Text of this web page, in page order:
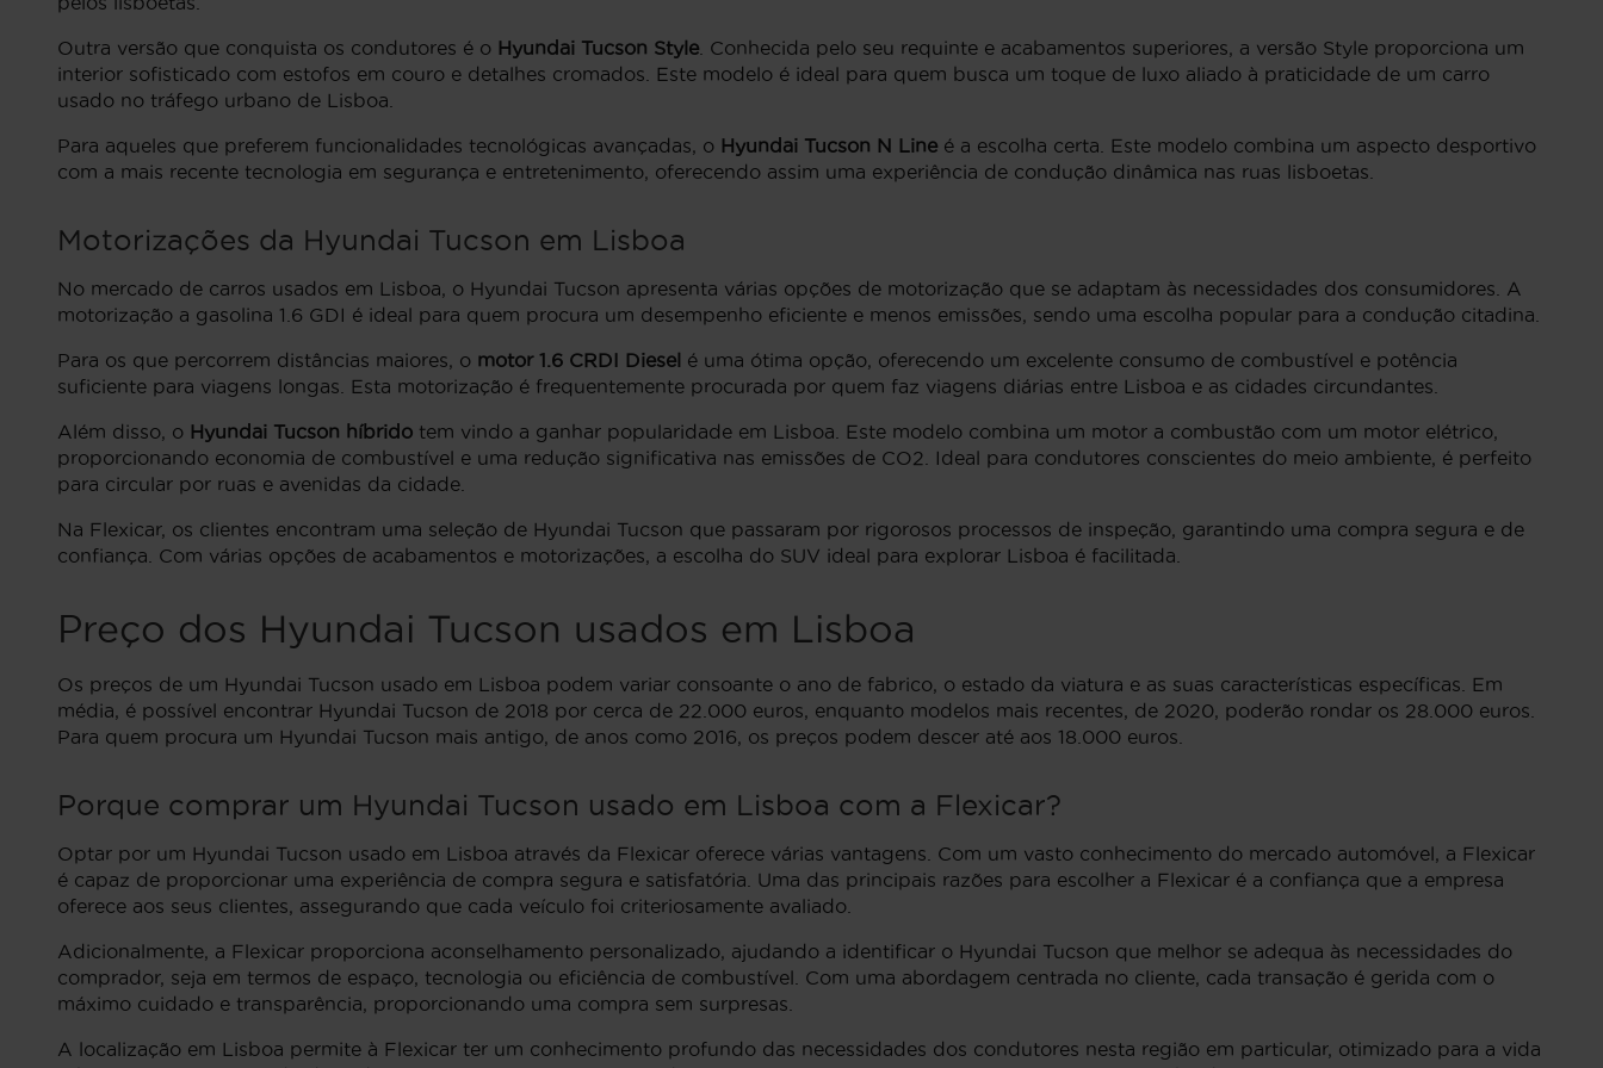
Outra versão que conquista os condutores é o Hyundai Tucson Style . Conhecida pelo seu requinte e acabamentos superiores, a versão Style proporciona um
interior sofisticado com estofos em couro e detalhes cromados. Este modelo é ideal para quem busca um toque de luxo aliado à praticidade de um carro
usado no tráfego urbano de Lisboa.
Para aqueles que preferem funcionalidades tecnológicas avançadas, o Hyundai Tucson N Line é a escolha certa. Este modelo combina um aspecto desportivo
com a mais recente tecnologia em segurança e entretenimento, oferecendo assim uma experiência de condução dinâmica nas ruas lisboetas.
Motorizações da Hyundai Tucson em Lisboa
No mercado de carros usados em Lisboa, o Hyundai Tucson apresenta várias opções de motorização que se adaptam às necessidades dos consumidores. A
motorização a gasolina 1.6 GDI é ideal para quem procura um desempenho eficiente e menos emissões, sendo uma escolha popular para a condução citadina.
Para os que percorrem distâncias maiores, o motor 1.6 CRDI Diesel é uma ótima opção, oferecendo um excelente consumo de combustível e potência
suficiente para viagens longas. Esta motorização é frequentemente procurada por quem faz viagens diárias entre Lisboa e as cidades circundantes.
Além disso, o Hyundai Tucson híbrido tem vindo a ganhar popularidade em Lisboa. Este modelo combina um motor a combustão com um motor elétrico,
proporcionando economia de combustível e uma redução significativa nas emissões de CO2. Ideal para condutores conscientes do meio ambiente, é perfeito
para circular por ruas e avenidas da cidade.
Na Flexicar, os clientes encontram uma seleção de Hyundai Tucson que passaram por rigorosos processos de inspeção, garantindo uma compra segura e de
confiança. Com várias opções de acabamentos e motorizações, a escolha do SUV ideal para explorar Lisboa é facilitada.
Preço dos Hyundai Tucson usados em Lisboa
Os preços de um Hyundai Tucson usado em Lisboa podem variar consoante o ano de fabrico, o estado da viatura e as suas características específicas. Em
média, é possível encontrar Hyundai Tucson de 2018 por cerca de 22.000 euros, enquanto modelos mais recentes, de 2020, poderão rondar os 28.000 euros.
Para quem procura um Hyundai Tucson mais antigo, de anos como 2016, os preços podem descer até aos 18.000 euros.
Porque comprar um Hyundai Tucson usado em Lisboa com a Flexicar?
Optar por um Hyundai Tucson usado em Lisboa através da Flexicar oferece várias vantagens. Com um vasto conhecimento do mercado automóvel, a Flexicar
é capaz de proporcionar uma experiência de compra segura e satisfatória. Uma das principais razões para escolher a Flexicar é a confiança que a empresa
oferece aos seus clientes, assegurando que cada veículo foi criteriosamente avaliado.
Adicionalmente, a Flexicar proporciona aconselhamento personalizado, ajudando a identificar o Hyundai Tucson que melhor se adequa às necessidades do
comprador, seja em termos de espaço, tecnologia ou eficiência de combustível. Com uma abordagem centrada no cliente, cada transação é gerida com o
máximo cuidado e transparência, proporcionando uma compra sem surpresas.
A localização em Lisboa permite à Flexicar ter um conhecimento profundo das necessidades dos condutores nesta região em particular, otimizado para a vida